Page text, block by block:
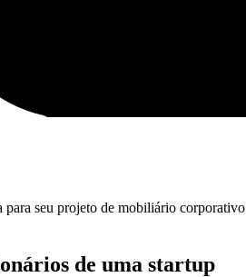
para seu projeto de mobiliário corporativo
de uma startup